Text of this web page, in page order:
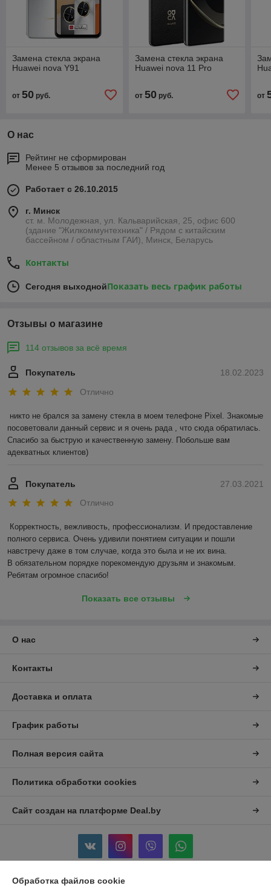
Замена стекла экрана
Huawei nova Y91
от 50 руб.
Замена стекла экрана
Huawei nova 11 Pro
от 50руб. от
О нас
Рейтинг не сформирован
Менее 5 отзывов за последний год
Работает с 26.10.2015
г. Минск
ст. м. Молодежная, ул. Кальварийская, 25, офис 600
(здание "Жилкоммунтехника" / Рядом с китайским
бассейном / областным ГАИ), Минск, Беларусь
Контакты
Сегодня выходнойПоказать весь график работы
Отзывы о магазине
114 отзывов за всё время
18.02.2023
Покупатель
Отлично
никто не брался за замену стекла в моем телефоне Pixel. Знакомые
посоветовали данный сервис и я очень рада , что сюда обратилась.
Спасибо за быструю и качественную замену. Побольше вам
адекватных клиентов)
27.03.2021
Покупатель
Отлично
Корректность, вежливость, профессионализм. И предоставление
полного сервиса. Очень удивили понятием ситуации и пошли
навстречу даже в том случае, когда это была и не их вина.
В обязательном порядке порекомендую друзьям и знакомым.
Ребятам огромное спасибо!
Показать все отзывы
О нас
Контакты
Доставка и оплата
График работы
Полная версия сайта
Политика обработки cookies
Сайт создан на платформе Deal.by
Обработка файлов cookie